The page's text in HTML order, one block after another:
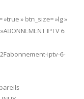
» btn_size= »lg »
IPTV 6
iptv-6-